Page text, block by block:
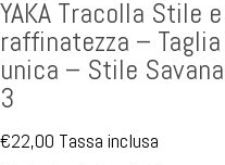
YAKA Tracolla Stile e
raffinatezza – Taglia
unica – Stile Savana
3
€22,00 Tassa inclusa